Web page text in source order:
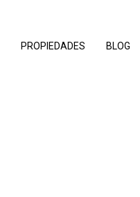
PROPIEDADES BLOG